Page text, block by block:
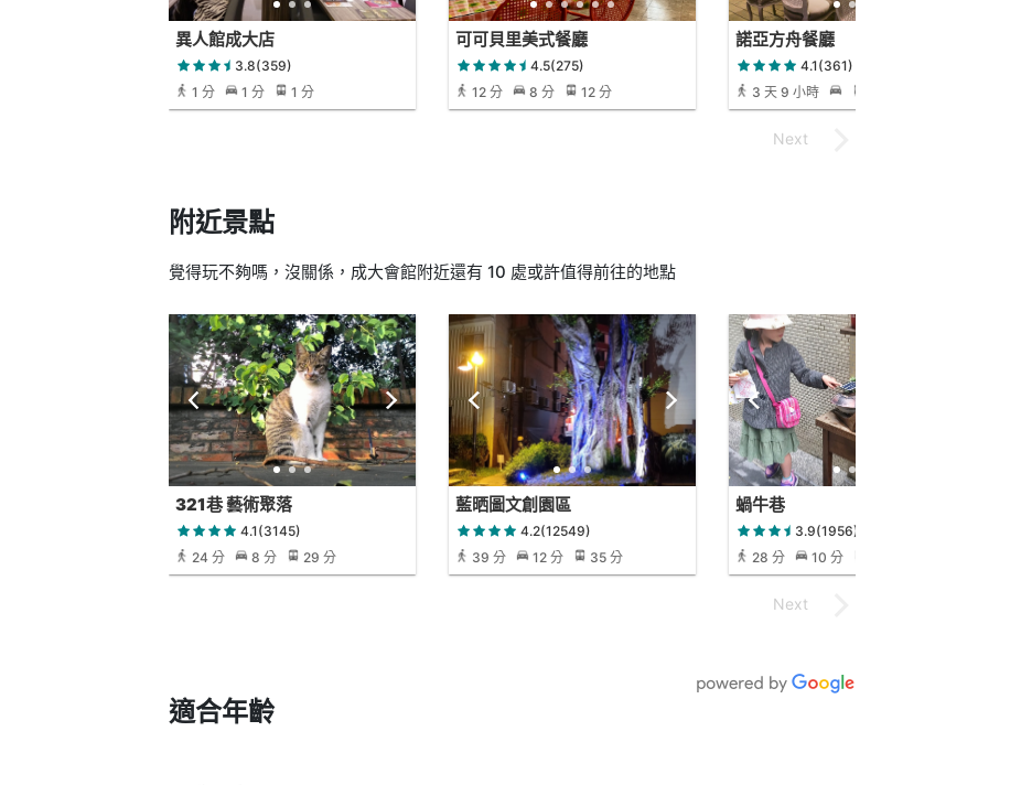
異人館成大店
3.8(359)
1 分
1 分 1 分
可可貝里美式餐廳
4.5(275)
12 分
8 分 12 分
諾亞方舟餐廳
4.1(361)
3 天 9 小時
附近景點
覺得玩不夠嗎，沒關係，成大會館附近還有 10 處或許值得前往的地點
321巷 藝術聚落
4.1(3145)
24 分
8 分 29 分
藍晒圖文創園區
4.2(12549)
39 分
12 分 35 分
蝸牛巷
3.9(1956)
28 分
10 分
適合年齡